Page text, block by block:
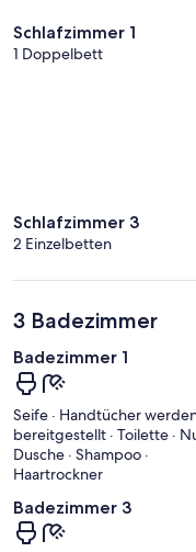
Schlafzimmer 1
1 Doppelbett
Schlafzimmer 3
2 Einzelbetten
3 Badezimmer
Badezimmer 1
Seife · Handtücher
bereitgestellt · Toilette ·
Dusche · Shampoo ·
Haartrockner
Badezimmer 3